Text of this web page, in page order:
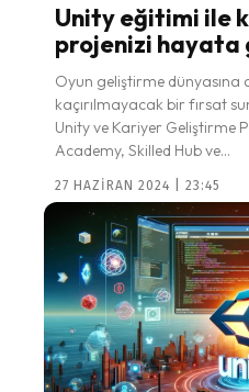
Unity eğitimi ile
projenizi hayata
Oyun geliştirme dünyasına
kaçırılmayacak bir fırsat
Unity ve Kariyer Geliştirme
Academy, Skilled Hub ve...
27 HAZIRAN 2024 | 23:45